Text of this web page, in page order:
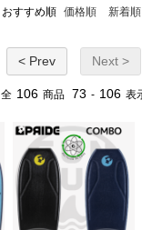
おすすめ順 価格順 新着順
< Prev Next >
全 106 商品 73 - 106 表